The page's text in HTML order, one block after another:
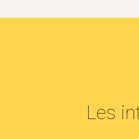
Les